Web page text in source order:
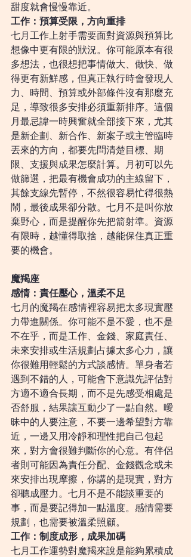
甜度就會慢慢靠近。
工作：預算受限，方向重排
七月工作上射手需要面對資源與預算比
想像中更有限的狀況。你可能原本有很
多想法，也很想把事情做大、做快、做
得更有新鮮感，但真正執行時會發現人
力、時間、預算或外部條件沒有那麼充
足，導致很多安排必須重新排序。這個
月最忌諱一時興奮就全部接下來，尤其
是新企劃、新合作、新案子或主管臨時
丟來的方向，都要先問清楚目標、期
限、支援與成果怎麼計算。月初可以先
做篩選，把最有機會成功的主線留下，
其餘支線先暫停，不然很容易忙得很熱
鬧，最後成果卻分散。七月不是叫你放
棄野心，而是提醒你先把箭射準。資源
有限時，越懂得取捨，越能保住真正重
要的機會。
魔羯座
感情：責任壓心，溫柔不足
七月的魔羯在感情裡容易把太多現實壓
力帶進關係。你可能不是不愛，也不是
不在乎，而是工作、金錢、家庭責任、
未來安排或生活規劃占據太多心力，讓
你很難用輕鬆的方式談感情。單身者若
遇到不錯的人，可能會下意識先評估對
方適不適合長期，而不是先感受相處是
否舒服，結果讓互動少了一點自然。曖
昧中的人要注意，不要一邊希望對方靠
近，一邊又用冷靜和理性把自己包起
來，對方會很難判斷你的心意。有伴侶
者則可能因為責任分配、金錢觀念或未
來安排出現摩擦，你講的是現實，對方
卻聽成壓力。七月不是不能談重要的
事，而是要記得加一點溫度。感情需要
規劃，也需要被溫柔照顧。
工作：制度成形，成果加碼
七月工作運勢對魔羯來說是能夠累積成